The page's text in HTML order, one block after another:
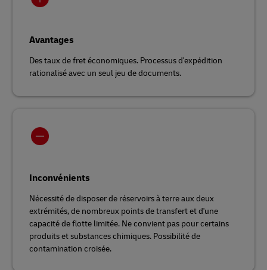
Avantages
Des taux de fret économiques. Processus d'expédition
rationalisé avec un seul jeu de documents.
Inconvénients
Nécessité de disposer de réservoirs à terre aux deux
extrémités, de nombreux points de transfert et d'une
capacité de flotte limitée. Ne convient pas pour certains
produits et substances chimiques. Possibilité de
contamination croisée.